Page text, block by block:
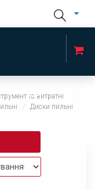
та витратні
Диски пильні
x